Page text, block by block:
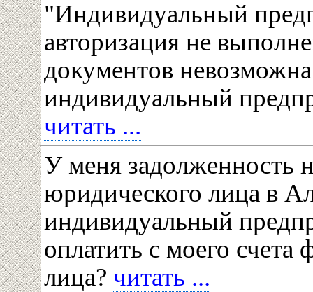
"Индивидуальный
авторизация не
документов
индивидуальный
читать ...
У меня задолженность
юридического лица в
индивидуальный
оплатить с моего счета
лица? читать ...